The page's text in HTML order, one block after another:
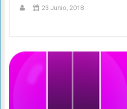
23 Junio, 2018